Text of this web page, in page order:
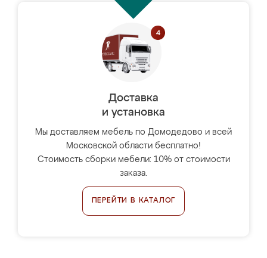
Доставка
и установка
Мы доставляем мебель по Домодедово и всей
Московской области бесплатно!
Стоимость сборки мебели: 10% от стоимости
заказа.
ПЕРЕЙТИ В КАТАЛОГ